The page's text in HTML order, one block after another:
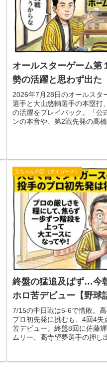
オールスターゲーム第
勢の活躍と思わず出た
2026年7月28日のオールスタ
選手と大山悠輔選手の本塁打
の活躍をプレイバック。「公
ンの本音や、第2戦先発の髙
父ちゃんの話（タイガース）
終盤の猛追及ばず…今
ホロ苦デビュー【野球
7/15の中日戦は5-6で惜敗。
プロ初先発に挑むも、4回4失
苦デビュー。終盤8回に佐藤
ムリー、髙寺望夢選手の押し